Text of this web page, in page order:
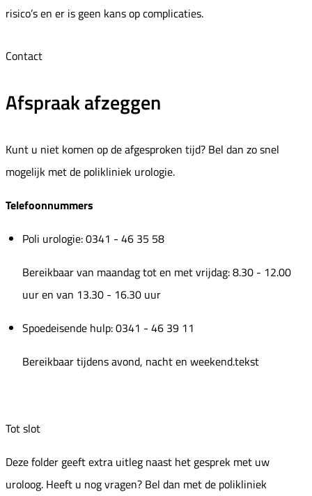
risico’s en er is geen kans op complicaties.
Contact
Afspraak afzeggen
Kunt u niet komen op de afgesproken tijd? Bel dan zo snel
mogelijk met de polikliniek urologie.
Telefoonnummers
Poli urologie: 0341 - 46 35 58
Bereikbaar van maandag tot en met vrijdag: 8.30 - 12.00
uur en van 13.30 - 16.30 uur
Spoedeisende hulp: 0341 - 46 39 11
Bereikbaar tijdens avond, nacht en weekend.tekst
Tot slot
Deze folder geeft extra uitleg naast het gesprek met uw
uroloog. Heeft u nog vragen? Bel dan met de polikliniek